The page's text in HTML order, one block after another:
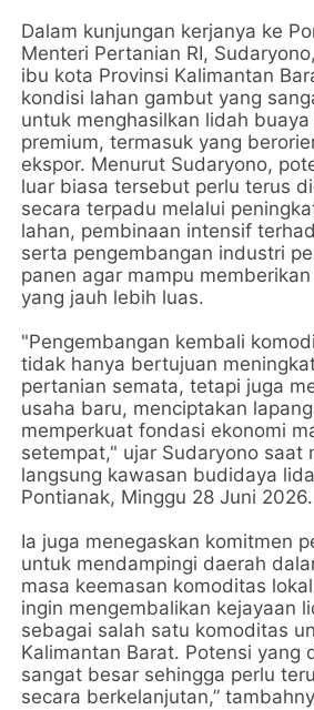
Dalam kunjungan kerjanya ke
Menteri Pertanian RI,
ibu kota Provinsi Kalimantan
kondisi lahan gambut yang
untuk menghasilkan lidah
premium, termasuk yang
ekspor. Menurut Sudaryono,
luar biasa tersebut perlu terus
secara terpadu melalui
lahan, pembinaan intensif
serta pengembangan industri
panen agar mampu
yang jauh lebih luas.
"Pengembangan kembali
tidak hanya bertujuan
pertanian semata, tetapi juga
usaha baru, menciptakan
memperkuat fondasi ekonomi
setempat," ujar Sudaryono saat
langsung kawasan budidaya
Pontianak, Minggu 28 Juni 2026.
Ia juga menegaskan komitmen
untuk mendampingi daerah
masa keemasan komoditas
ingin mengembalikan kejayaan
sebagai salah satu komoditas
Kalimantan Barat. Potensi yang
sangat besar sehingga perlu
secara berkelanjutan,”